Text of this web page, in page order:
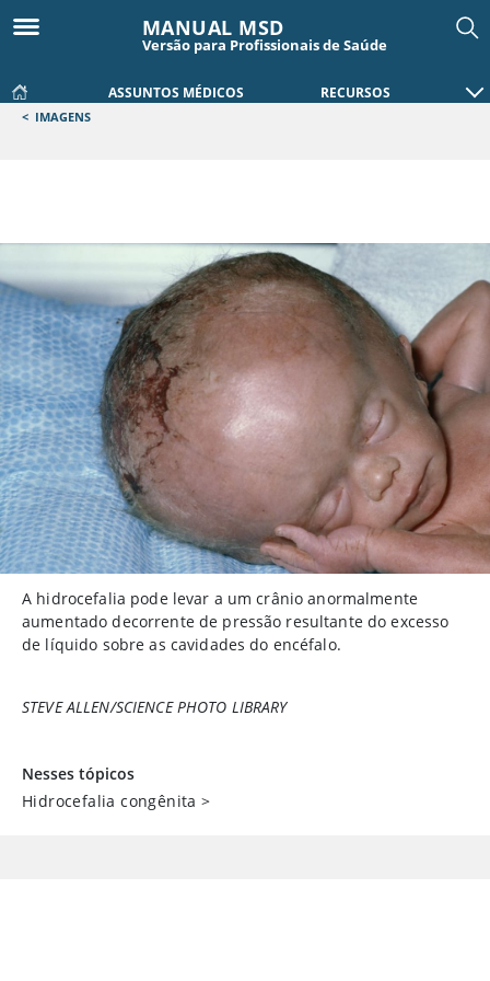
MANUAL MSD
Versão para Profissionais de Saúde
ASSUNTOS MÉDICOS RECURSOS
< IMAGENS
A hidrocefalia pode levar a um crânio anormalmente
aumentado decorrente de pressão resultante do excesso
de líquido sobre as cavidades do encéfalo.
STEVE ALLEN/SCIENCE PHOTO LIBRARY
Nesses tópicos
Hidrocefalia congênita >